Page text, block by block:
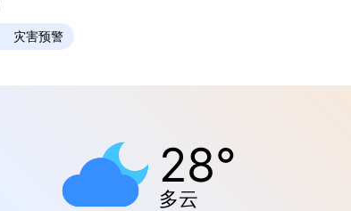
灾害预警
28°
多云